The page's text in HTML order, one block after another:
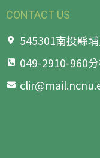
CONTACT US
545301南投縣
049-2910-960